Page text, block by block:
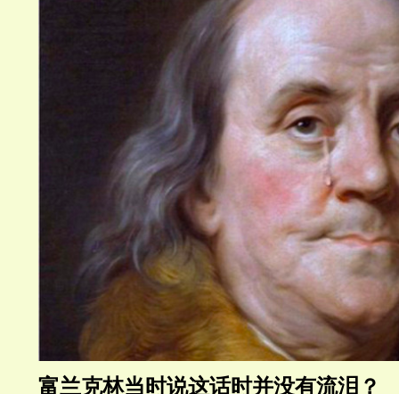
富兰克林当时说这话时并没有流泪？